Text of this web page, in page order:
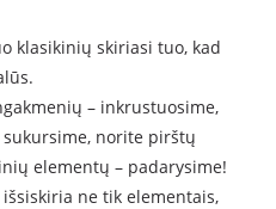
klasikinių skiriasi tuo, kad
– inkrustuosime,
norite pirštų
elementų – padarysime!
ne tik elementais,